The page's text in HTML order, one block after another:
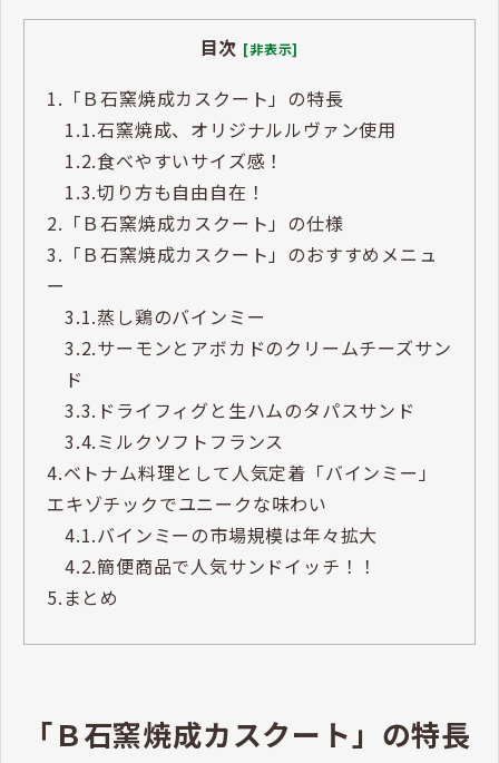
目次 [非表示]
1. 「Ｂ石窯焼成カスクート」の特長
1.1.石窯焼成、オリジナルルヴァン使用
1.2.食べやすいサイズ感！
1.3.切り方も自由自在！
2. 「Ｂ石窯焼成カスクート」の仕様
3. 「Ｂ石窯焼成カスクート」のおすすめメニュ
ー
3.1.蒸し鶏のバインミー
3.2.サーモンとアボカドのクリームチーズサン
ド
3.3. ドライフィグと生ハムのタパスサンド
3.4.ミルクソフトフランス
4.ベトナム料理として人気定着「バインミー」
エキゾチックでユニークな味わい
4.1.バインミーの市場規模は年々拡大
4.2.簡便商品で人気サンドイッチ！！
5. まとめ
「Ｂ石窯焼成カスクート」の特長